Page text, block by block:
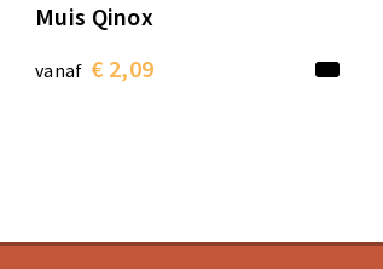
Muis Qinox
vanaf € 2,09